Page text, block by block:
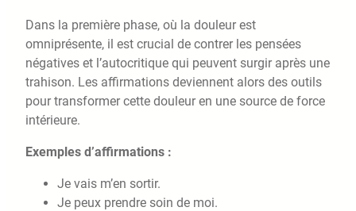
Dans la première phase, où la douleur est
omniprésente, il est crucial de contrer les pensées
négatives et l’autocritique qui peuvent surgir après une
trahison. Les affirmations deviennent alors des outils
pour transformer cette douleur en une source de force
intérieure.
Exemples d’affirmations :
Je vais m’en sortir.
Je peux prendre soin de moi.